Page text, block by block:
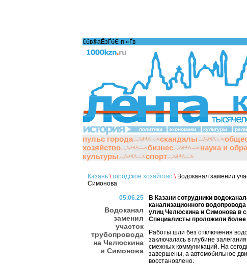
€бв®аЁзҐбЄ п «Ґ­в
политики экономики культуры
пульс города скандалы
хозяйство
бизнес наука и
культуры
спорт
Казань \ городское хозяйство \Водоканал заменил
Симонова
05.06.25
Водоканал
заменил
участок
трубопровода
на Челюскина
и Симонова
В Казани сотрудники
канализационного
улиц Челюскина и Симонова в
Специалисты проложили более
Работы шли без отключения
заключалась в глубине
смежных коммуникаций. На
завершены, а автомобильное
восстановлено.